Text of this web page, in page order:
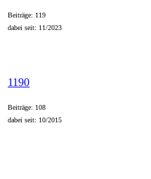
Beiträge: 119
dabei seit: 11/2023
1190
Beiträge: 108
dabei seit: 10/2015